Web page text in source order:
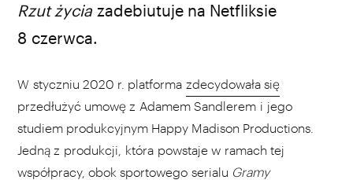
Rzut życia zadebiutuje na Netfliksie
8 czerwca.
W styczniu 2020 r. platforma zdecydowała się
przedłużyć umowę z Adamem Sandlerem i jego
studiem produkcyjnym Happy Madison Productions.
Jedną z produkcji, która powstaje w ramach tej
współpracy, obok sportowego serialu Gramy